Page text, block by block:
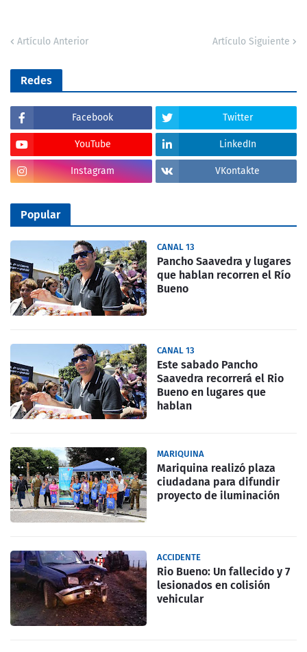
Artículo Anterior Artículo Siguiente
Redes
Facebook Twitter
YouTube LinkedIn
Instagram VKontakte
Popular
CANAL 13
Pancho Saavedra y lugares
que hablan recorren el Río
Bueno
CANAL 13
Este sabado Pancho
Saavedra recorrerá el Rio
Bueno en lugares que
hablan
MARIQUINA
Mariquina realizó plaza
ciudadana para difundir
proyecto de iluminación
ACCIDENTE
Rio Bueno: Un fallecido y 7
lesionados en colisión
vehicular